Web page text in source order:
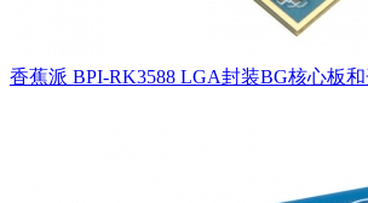
香蕉派 BPI-RK3588 LGA封装BG核心板